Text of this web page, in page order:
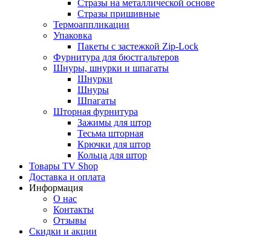
Стразы на металлической основе
Стразы пришивные
Термоаппликации
Упаковка
Пакеты с застежкой Zip-Lock
Фурнитура для бюстгальтеров
Шнуры, шнурки и шпагаты
Шнурки
Шнуры
Шпагаты
Шторная фурнитура
Зажимы для штор
Тесьма шторная
Крючки для штор
Кольца для штор
Товары TV Shop
Доставка и оплата
Информация
О нас
Контакты
Отзывы
Скидки и акции